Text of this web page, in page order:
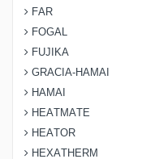
FAR
FOGAL
FUJIKA
GRACIA-HAMAI
HAMAI
HEATMATE
HEATOR
HEXATHERM